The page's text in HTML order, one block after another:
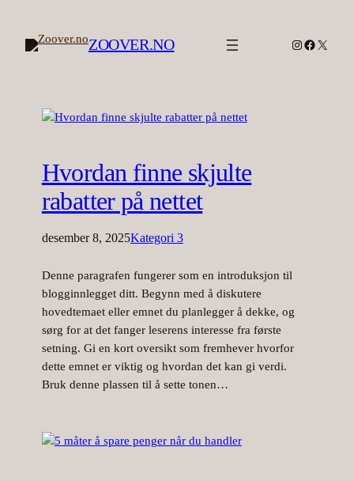
ZOOVER.NO Instagram
Facebook
X
Hvordan finne skjulte
rabatter på nettet
desember 8, 2025Kategori 3
Denne paragrafen fungerer som en introduksjon til
blogginnlegget ditt. Begynn med å diskutere
hovedtemaet eller emnet du planlegger å dekke, og
sørg for at det fanger leserens interesse fra første
setning. Gi en kort oversikt som fremhever hvorfor
dette emnet er viktig og hvordan det kan gi verdi.
Bruk denne plassen til å sette tonen…